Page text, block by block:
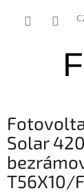
Solar
T56X10/